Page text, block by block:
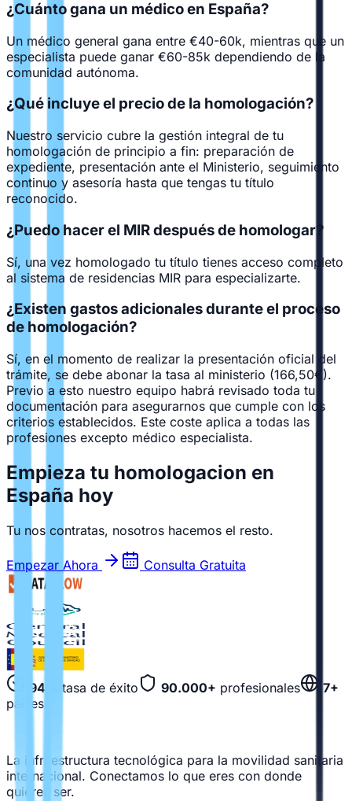
¿Cuánto gana un médico en España?
Un médico general gana entre €40-60k, mientras que un
especialista puede ganar €60-85k dependiendo de la
comunidad autónoma.
¿Qué incluye el precio de la homologación?
Nuestro servicio cubre la gestión integral de tu
homologación de principio a fin: preparación de
expediente, presentación ante el Ministerio, seguimiento
continuo y asesoría hasta que tengas tu título
reconocido.
¿Puedo hacer el MIR después de homologar?
Sí, una vez homologado tu título tienes acceso completo
al sistema de residencias MIR para especializarte.
¿Existen gastos adicionales durante el proceso
de homologación?
Sí, en el momento de realizar la presentación oficial del
trámite, se debe abonar la tasa al ministerio (166,50€).
Previo a esto nuestro equipo habrá revisado toda tu
documentación para asegurarnos que cumple con los
criterios establecidos. Este coste aplica a todas las
profesiones excepto médico especialista.
Empieza tu homologacion en
España hoy
Tu nos contratas, nosotros hacemos el resto.
Empezar Ahora Consulta Gratuita
94% tasa de éxito 90.000+ profesionales
7+
países
La infraestructura tecnológica para la movilidad sanitaria
internacional. Conectamos lo que eres con donde
quieres ser.